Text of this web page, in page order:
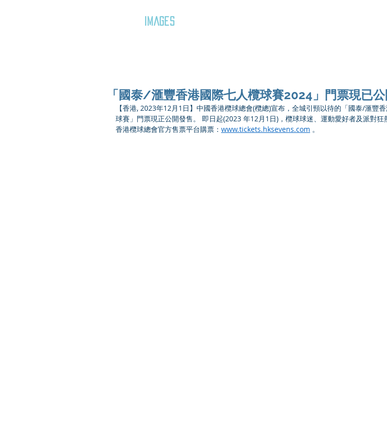
IMAGES
「國泰/滙豐香港國際七人欖球賽2024」門票現已
【香港, 2023年12月1日】中國香港欖球總會(欖總)宣布，全城引頸以待的「國泰/滙豐
球賽」門票現正公開發售。 即日起(2023 年12月1日)，欖球球迷、運動愛好者及派對狂
香港欖球總會官方售票平台購票： www.tickets.hksevens.com 。